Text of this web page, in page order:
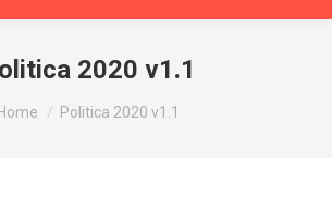
2020 v1.1
are here:
Home Politica 2020 v1.1